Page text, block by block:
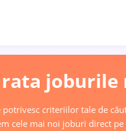
joburile
criteriilor tale de
cele mai noi joburi direct pe